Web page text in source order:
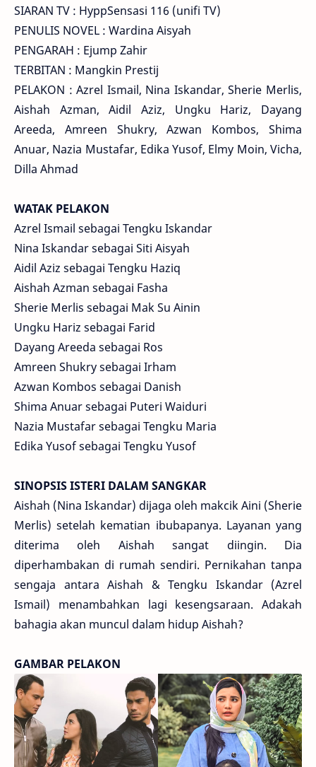
SIARAN TV : HyppSensasi 116 (unifi TV)
PENULIS NOVEL : Wardina Aisyah
PENGARAH : Ejump Zahir
TERBITAN : Mangkin Prestij
PELAKON : Azrel Ismail, Nina Iskandar, Sherie Merlis,
Aishah Azman, Aidil Aziz, Ungku Hariz, Dayang
Areeda, Amreen Shukry, Azwan Kombos, Shima
Anuar, Nazia Mustafar, Edika Yusof, Elmy Moin, Vicha,
Dilla Ahmad
WATAK PELAKON
Azrel Ismail sebagai Tengku Iskandar
Nina Iskandar sebagai Siti Aisyah
Aidil Aziz sebagai Tengku Haziq
Aishah Azman sebagai Fasha
Sherie Merlis sebagai Mak Su Ainin
Ungku Hariz sebagai Farid
Dayang Areeda sebagai Ros
Amreen Shukry sebagai Irham
Azwan Kombos sebagai Danish
Shima Anuar sebagai Puteri Waiduri
Nazia Mustafar sebagai Tengku Maria
Edika Yusof sebagai Tengku Yusof
SINOPSIS ISTERI DALAM SANGKAR
Aishah (Nina Iskandar) dijaga oleh makcik Aini (Sherie
Merlis) setelah kematian ibubapanya. Layanan yang
diterima oleh Aishah sangat diingin. Dia
diperhambakan di rumah sendiri. Pernikahan tanpa
sengaja antara Aishah & Tengku Iskandar (Azrel
Ismail) menambahkan lagi kesengsaraan. Adakah
bahagia akan muncul dalam hidup Aishah?
GAMBAR PELAKON